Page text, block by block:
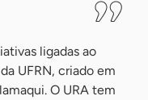
ligadas ao
UFRN, criado em
O URA tem